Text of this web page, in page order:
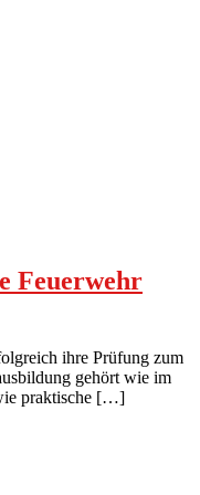
Feuerwehr
ihre Prüfung zum
gehört wie im
praktische […]